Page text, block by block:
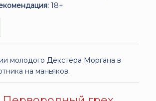
18+
молодого Декстера Моргана в
на маньяков.